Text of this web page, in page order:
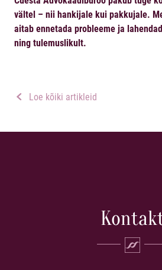
vältel – nii hankijale kui pakkujale.
aitab ennetada probleeme ja
ning tulemuslikult.
Loe kõiki artikleid